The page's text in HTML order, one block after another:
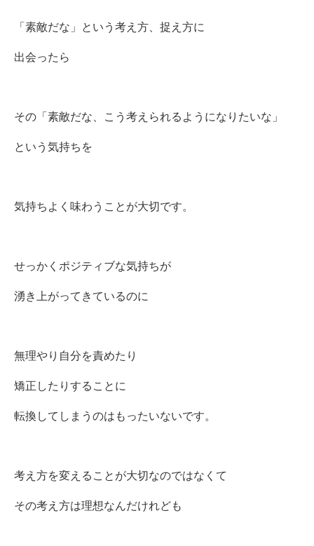
「素敵だな」という考え方、捉え方に
出会ったら
その「素敵だな、こう考えられるようになりたいな」
という気持ちを
気持ちよく味わうことが大切です。
せっかくポジティブな気持ちが
湧き上がってきているのに
無理やり自分を責めたり
矯正したりすることに
転換してしまうのはもったいないです。
考え方を変えることが大切なのではなくて
その考え方は理想なんだけれども